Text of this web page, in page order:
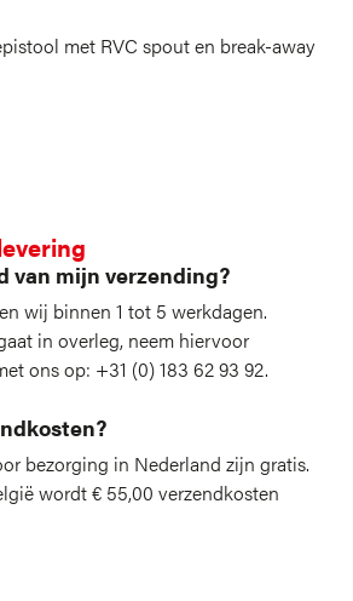
met RVC spout en break-away
van mijn verzending?
wij binnen 1 tot 5 werkdagen.
in overleg, neem hiervoor
ons op: +31 (0) 183 62 93 92.
bezorging in Nederland zijn gratis.
wordt € 55,00 verzendkosten